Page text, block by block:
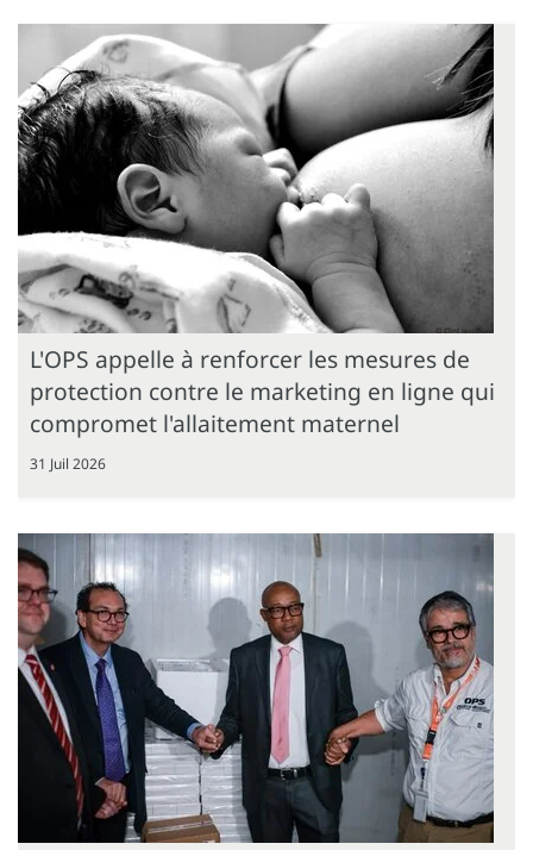
L'OPS appelle à renforcer les mesures de
protection contre le marketing en ligne qui
compromet l'allaitement maternel
31 Juil 2026